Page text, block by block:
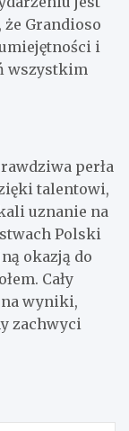
że Grandioso
i
wszystkim
perła
talentowi,
uznanie na
Polski
okazją do
Cały
wyniki,
zachwyci